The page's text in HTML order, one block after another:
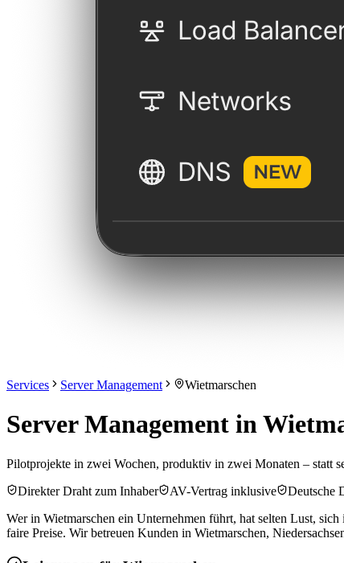
Services Server Management Wietmarschen
Server Management in
Pilotprojekte in zwei Wochen, produktiv in zwei Monaten – statt
Direkter Draht zum Inhaber
AV-Vertrag inklusive Deutsche
Wer in Wietmarschen ein Unternehmen führt, hat selten Lust,
faire Preise. Wir betreuen Kunden in Wietmarschen,